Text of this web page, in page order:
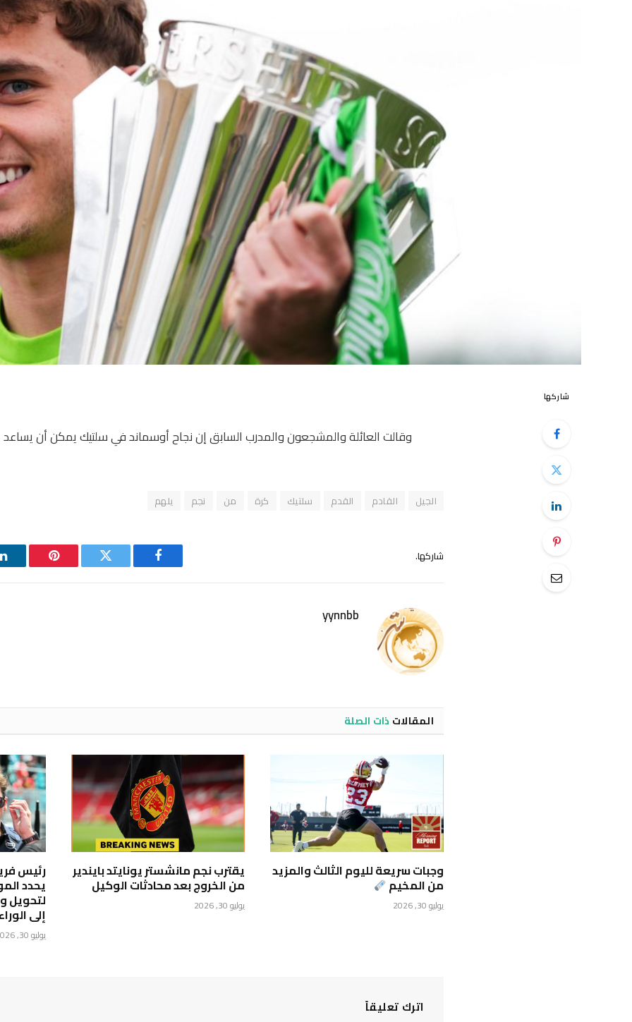
شاركها
وقالت العائلة والمشجعون والمدرب السابق إن نجاح أوسماند في سلتيك يمكن أن يساعد
الجيل القادم القدم سلتيك كرة من نجم يلهم
شاركها.
فيسبوك تويتر بينتيريست
yynnbb
المقالات ذات الصلة
وجبات سريعة لليوم الثالث والمزيد
من المخيم
يوليو 30, 2026
يقترب نجم مانشستر يونايتد بايندير
من الخروج بعد محادثات الوكيل
يوليو 30, 2026
يحدد
لتحويل
إلى
يوليو 30, 2026
اترك تعليقاً